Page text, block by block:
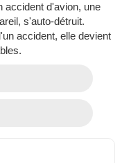
accident d'avion, une
s'auto-détruit.
accident, elle devient